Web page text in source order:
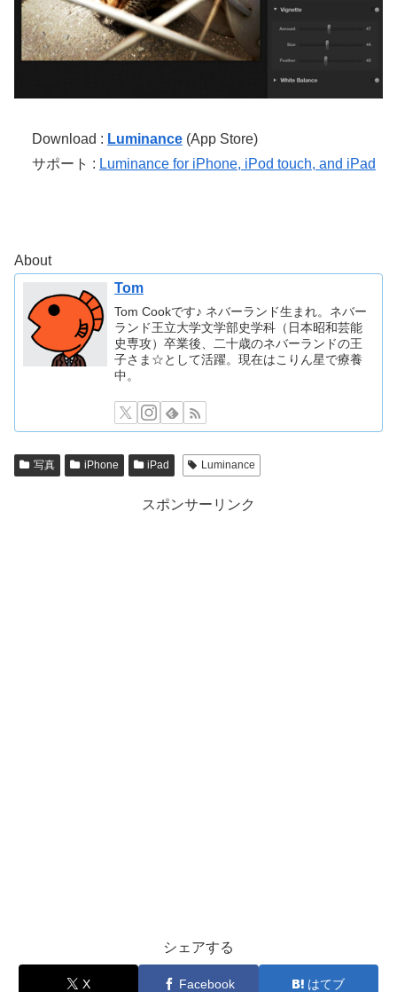
Download : Luminance (App Store)
サポート : Luminance for iPhone, iPod touch, and iPad
About
Tom
Tom Cookです♪ ネバーランド生まれ。ネバー
ランド王立大学文学部史学科（日本昭和芸能
史専攻）卒業後、二十歳のネバーランドの王
子さま☆として活躍。現在はこりん星で療養
中。
写真 iPhone iPad Luminance
スポンサーリンク
シェアする
X Facebook はてブ